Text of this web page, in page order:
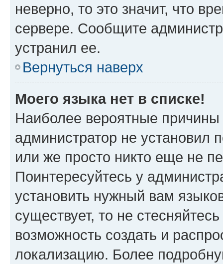
неверно, то это значит, что
сервере. Сообщите
устранил ее.
Вернуться наверх
Моего языка нет в списке!
Наиболее вероятные причины
администратор не установил
или же просто никто еще не
Поинтересуйтесь у
установить нужный вам
существует, то не
возможность создать и
локализацию. Более